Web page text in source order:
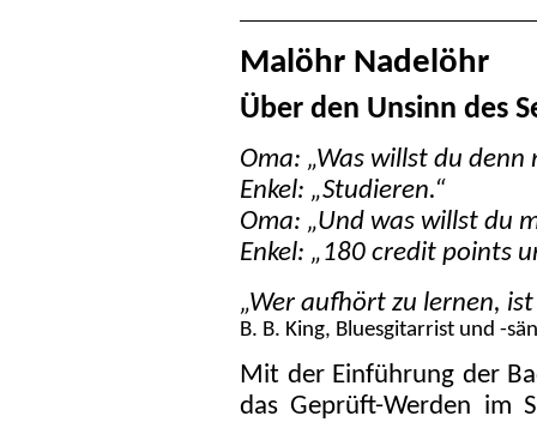
Malöhr Nadelöhr
Über den Unsinn des
Oma: „Was willst du denn
Enkel: „Studieren.“
Oma: „Und was willst du
Enkel: „180 credit points
„Wer aufhört zu lernen,
B. B. King, Bluesgitarrist und -
Mit der Einführung der
das Geprüft-Werden im